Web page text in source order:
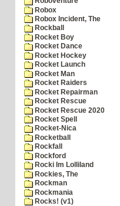
Robox
Robox Incident, The
Rockball
Rocket Boy
Rocket Dance
Rocket Hockey
Rocket Launch
Rocket Man
Rocket Raiders
Rocket Repairman
Rocket Rescue
Rocket Rescue 2020
Rocket Spell
Rocket-Nica
Rocketball
Rockfall
Rockford
Rocki Im Lolliland
Rockies, The
Rockman
Rockmania
Rocks! (v1)